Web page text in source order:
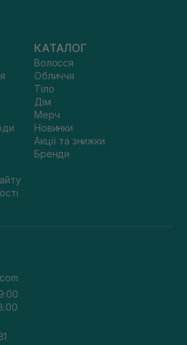
КАТАЛОГ
Волосся
Обличчя
Тіло
Дім
Мерч
Новинки
Акції та знижки
Бренди